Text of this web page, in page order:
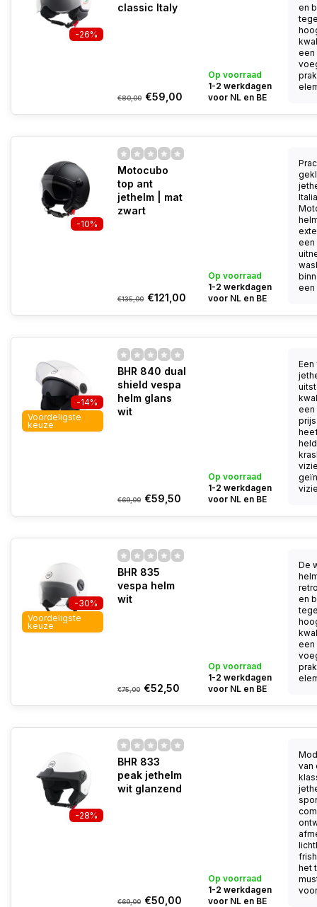
-26%
classic Italy
€80,00 €59,00
Op voorraad
1-2 werkdagen
voor NL en BE
en
een
-10%
Motocubo
top ant
jethelm | mat
zwart
€135,00 €121,00
Op voorraad
1-2 werkdagen
voor NL en BE
een
een
-14%
Voordeligste
keuze
BHR 840 dual
shield vespa
helm glans
wit
€69,00 €59,50
Op voorraad
1-2 werkdagen
voor NL en BE
Een
een
-30%
Voordeligste
keuze
BHR 835
vespa helm
wit
€75,00 €52,50
Op voorraad
1-2 werkdagen
voor NL en BE
De
en
een
-28%
BHR 833
peak jethelm
wit glanzend
€69,00 €50,00
Op voorraad
1-2 werkdagen
voor NL en BE
van
het